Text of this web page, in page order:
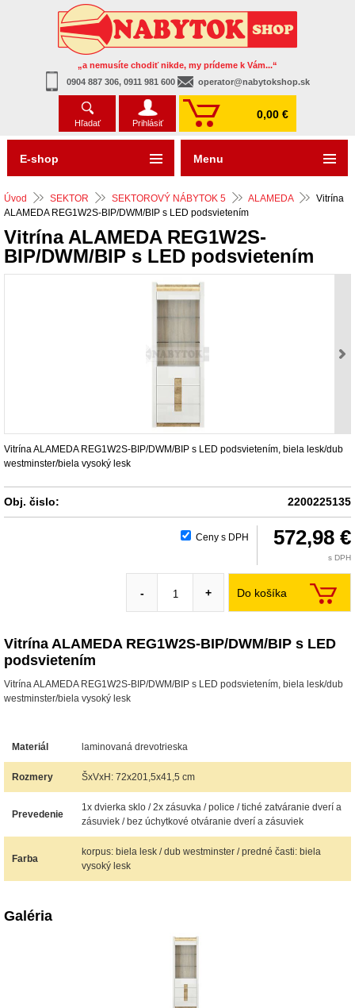
„a nemusíte chodiť nikde, my prídeme k Vám...“
0904 887 306, 0911 981 600
operator@nabytokshop.sk
Hľadať Prihlásiť
0,00 €
Úvod SEKTOR SEKTOROVÝ NÁBYTOK 5 ALAMEDA
Vitrína
ALAMEDA REG1W2S-BIP/DWM/BIP s LED podsvietením
Vitrína ALAMEDA REG1W2S-
BIP/DWM/BIP s LED podsvietením
Vitrína ALAMEDA REG1W2S-BIP/DWM/BIP s LED podsvietením, biela lesk/dub
westminster/biela vysoký lesk
Obj. čislo: 2200225135
Ceny s DPH 572,98 €
s DPH
Do košíka
- +
Vitrína ALAMEDA REG1W2S-BIP/DWM/BIP s LED
podsvietením
Vitrína ALAMEDA REG1W2S-BIP/DWM/BIP s LED podsvietením, biela lesk/dub
westminster/biela vysoký lesk
Materiál laminovaná drevotrieska
Rozmery ŠxVxH: 72x201,5x41,5 cm
Prevedenie
1x dvierka sklo / 2x zásuvka / police / tiché zatváranie dverí a
zásuviek / bez úchytkové otváranie dverí a zásuviek
Farba
korpus: biela lesk / dub westminster / predné časti: biela
vysoký lesk
Galéria
E-shop Menu